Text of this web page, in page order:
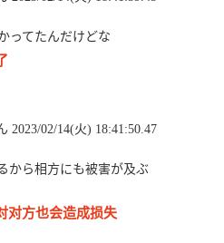
ってたんだけどな
2023/02/14(火) 18:41:50.47
から相方にも被害が及ぶ
对方也会造成损失